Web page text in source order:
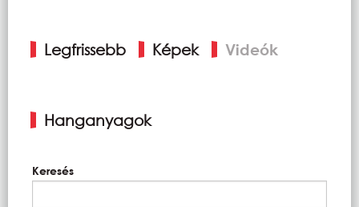
fülek
Legfrissebb Képek Videók
Hanganyagok
Keresés